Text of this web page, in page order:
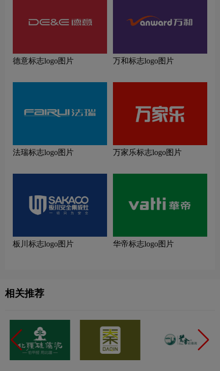
德意标志logo图片 万和标志logo图片
法瑞标志logo图片 万家乐标志logo图片
板川标志logo图片 华帝标志logo图片
相关推荐